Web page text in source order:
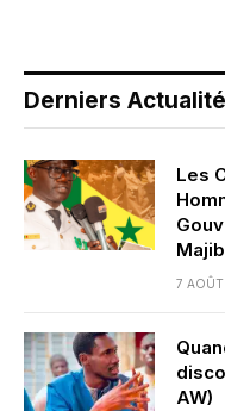
Derniers
Les
7
AW)